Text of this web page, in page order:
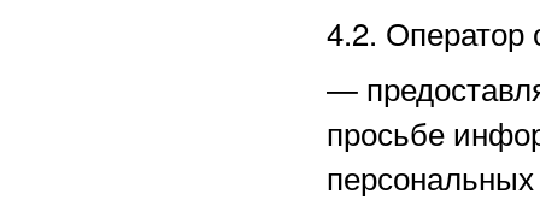
4.2. Оператор
—
просьбе